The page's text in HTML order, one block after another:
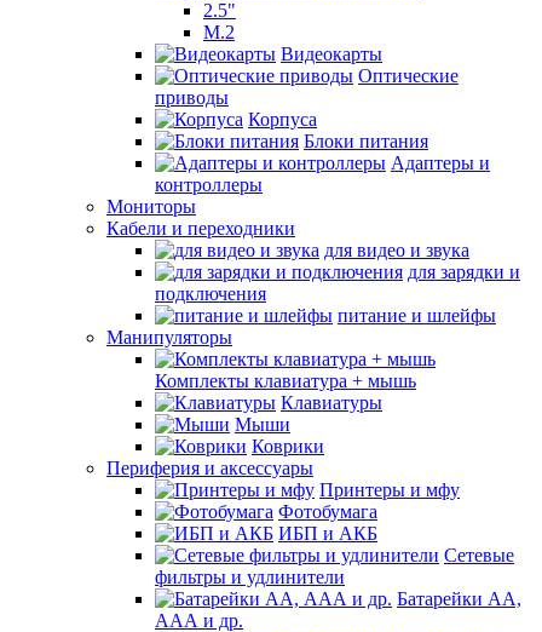
2.5"
M.2
Видеокарты
Оптические
приводы
Корпуса
Блоки питания
Адаптеры и
контроллеры
Мониторы
Кабели и переходники
для видео и звука
для зарядки и
подключения
питание и шлейфы
Манипуляторы
Комплекты клавиатура + мышь
Клавиатуры
Мыши
Коврики
Периферия и аксессуары
Принтеры и мфу
Фотобумага
ИБП и АКБ
Сетевые
фильтры и удлинители
Батарейки АА,
ААА и др.